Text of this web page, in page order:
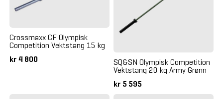
Crossmaxx CF Olympisk
Competition Vektstang 15 kg
kr 4 800
SQ&SN Olympisk Competition
Vektstang 20 kg Army Grønn
kr 5 595